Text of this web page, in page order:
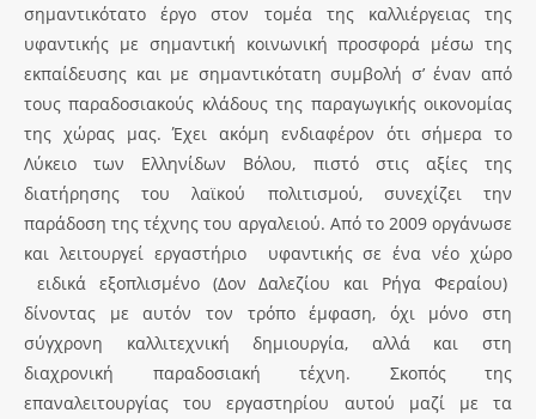
σημαντικότατο έργο στον τομέα της καλλιέργειας της
υφαντικής με σημαντική κοινωνική προσφορά μέσω της
εκπαίδευσης και με σημαντικότατη συμβολή σ’ έναν από
τους παραδοσιακούς κλάδους της παραγωγικής οικονομίας
της χώρας μας. Έχει ακόμη ενδιαφέρον ότι σήμερα το
Λύκειο των Ελληνίδων Βόλου, πιστό στις αξίες της
διατήρησης του λαϊκού πολιτισμού, συνεχίζει την
παράδοση της τέχνης του αργαλειού. Από το 2009 οργάνωσε
και λειτουργεί εργαστήριο υφαντικής σε ένα νέο χώρο
ειδικά εξοπλισμένο (Δον Δαλεζίου και Ρήγα Φεραίου)
δίνοντας με αυτόν τον τρόπο έμφαση, όχι μόνο στη
σύγχρονη καλλιτεχνική δημιουργία, αλλά και στη
διαχρονική παραδοσιακή τέχνη. Σκοπός της
επαναλειτουργίας του εργαστηρίου αυτού μαζί με τα